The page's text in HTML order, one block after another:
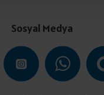
Sosyal Medya